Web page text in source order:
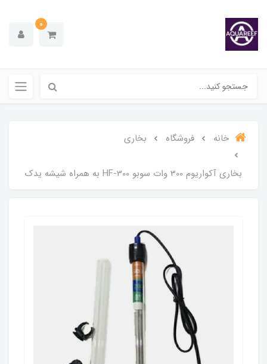
0
خانه فروشگاه بخاری
بخاری آکواریوم 300 وات سوبو HF-300 به همراه شیشه یدک